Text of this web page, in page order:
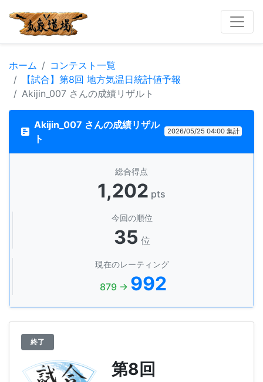
ホーム
コンテスト一覧
【試合】第8回 地方気温日統計値予報
Akijin_007 さんの成績リザルト
Akijin_007 さんの成績リザル
ト
2026/05/25 04:00 集計
総合得点
1,202 pts
今回の順位
35 位
現在のレーティング
879 → 992
終了
第8回